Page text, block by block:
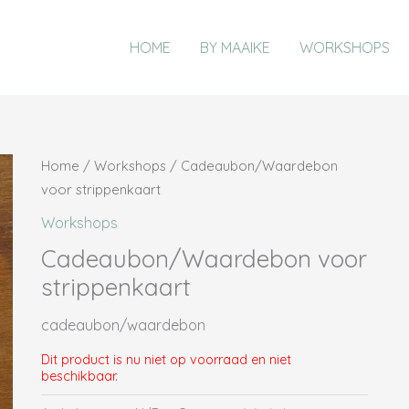
HOME BY MAAIKE WORKSHOPS
Home / Workshops / Cadeaubon/Waardebon
voor strippenkaart
Workshops
Cadeaubon/Waardebon voor
strippenkaart
cadeaubon/waardebon
Dit product is nu niet op voorraad en niet
beschikbaar.